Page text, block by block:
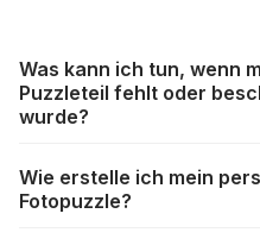
Was kann ich tun, wenn
Puzzleteil fehlt oder
wurde?
aber trotzdem kann es
werden oder verloren gehen.
Wie erstelle ich mein
Fotopuzzle?